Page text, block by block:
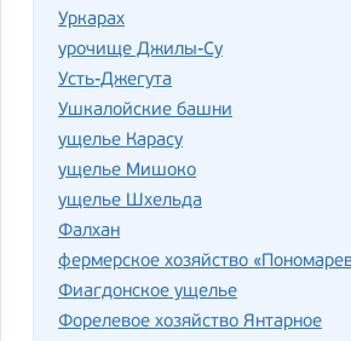
Уркарах
урочище Джилы-Су
Усть-Джегута
Ушкалойские башни
ущелье Карасу
ущелье Мишоко
ущелье Шхельда
Фалхан
фермерское хозяйство
Фиагдонское ущелье
Форелевое хозяйство Янтарное